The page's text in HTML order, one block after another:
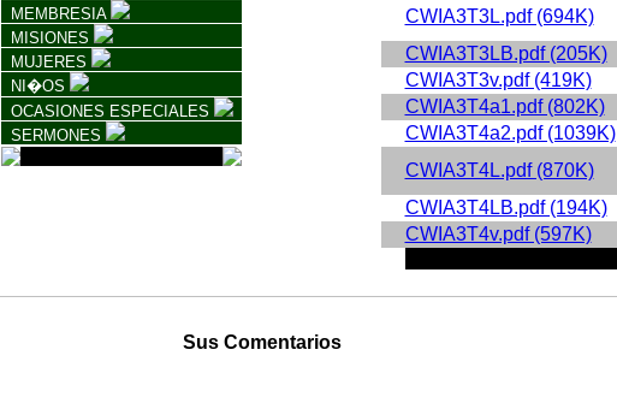
MEMBRESIA
MISIONES
MUJERES
NI�OS
OCASIONES ESPECIALES
SERMONES
CWIA3T3L.pdf (694K)
CWIA3T3LB.pdf (205K)
CWIA3T3v.pdf (419K)
CWIA3T4a1.pdf (802K)
CWIA3T4a2.pdf (1039K)
CWIA3T4L.pdf (870K)
CWIA3T4LB.pdf (194K)
CWIA3T4v.pdf (597K)
Sus Comentarios